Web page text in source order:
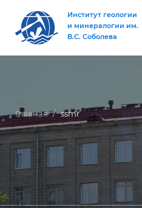
Институт геологии
и минералогии им.
В.С. Соболева
Главная ssmr